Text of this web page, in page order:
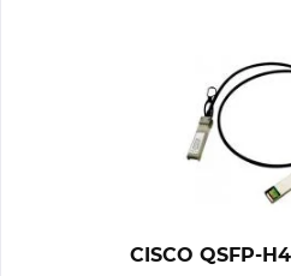
CISCO QSFP-